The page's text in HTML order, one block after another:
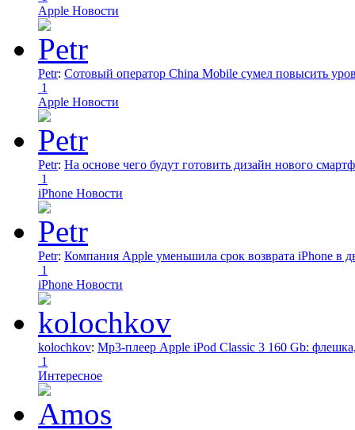
Apple Новости
Petr: Сотовый оператор China Mobile сумел повысить
1
Apple Новости
Petr: На основе чего будут готовить дизайн нового
1
iPhone Новости
Petr: Компания Apple уменьшила срок возврата iPhone в
1
iPhone Новости
kolochkov: Mp3-плеер Apple iPod Classic 3 160 Gb:
1
Интересное